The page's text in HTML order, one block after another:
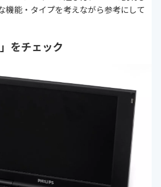
機能・タイプを考えながら参考にして
をチェック